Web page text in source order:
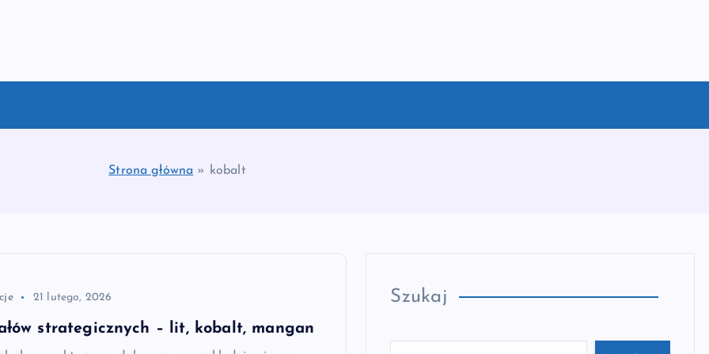
Strona główna » kobalt
21 lutego, 2026
strategicznych – lit, kobalt, mangan
Szukaj